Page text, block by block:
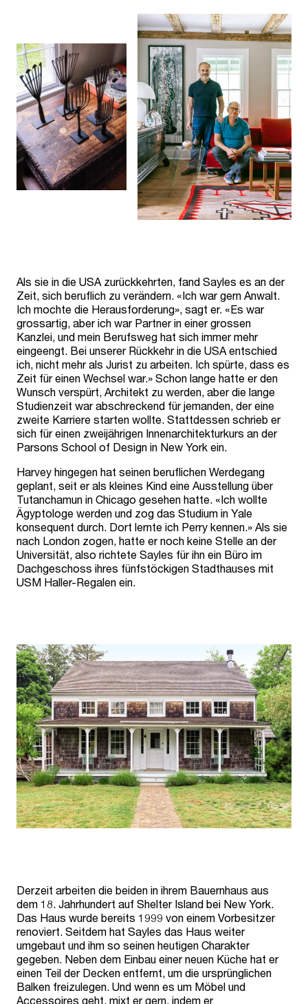
Als sie in die USA zurückkehrten, fand Sayles es an der
Zeit, sich beruflich zu verändern. «Ich war gern Anwalt.
Ich mochte die Herausforderung», sagt er. «Es war
grossartig, aber ich war Partner in einer grossen
Kanzlei, und mein Berufsweg hat sich immer mehr
eingeengt. Bei unserer Rückkehr in die USA entschied
ich, nicht mehr als Jurist zu arbeiten. Ich spürte, dass es
Zeit für einen Wechsel war.» Schon lange hatte er den
Wunsch verspürt, Architekt zu werden, aber die lange
Studienzeit war abschreckend für jemanden, der eine
zweite Karriere starten wollte. Stattdessen schrieb er
sich für einen zweijährigen Innenarchitekturkurs an der
Parsons School of Design in New York ein.
Harvey hingegen hat seinen beruflichen Werdegang
geplant, seit er als kleines Kind eine Ausstellung über
Tutanchamun in Chicago gesehen hatte. «Ich wollte
Ägyptologe werden und zog das Studium in Yale
konsequent durch. Dort lernte ich Perry kennen.» Als sie
nach London zogen, hatte er noch keine Stelle an der
Universität, also richtete Sayles für ihn ein Büro im
Dachgeschoss ihres fünfstöckigen Stadthauses mit
USM Haller-Regalen ein.
Derzeit arbeiten die beiden in ihrem Bauernhaus aus
dem 18. Jahrhundert auf Shelter Island bei New York.
Das Haus wurde bereits 1999 von einem Vorbesitzer
renoviert. Seitdem hat Sayles das Haus weiter
umgebaut und ihm so seinen heutigen Charakter
gegeben. Neben dem Einbau einer neuen Küche hat er
einen Teil der Decken entfernt, um die ursprünglichen
Balken freizulegen. Und wenn es um Möbel und
Accessoires geht, mixt er gern, indem er